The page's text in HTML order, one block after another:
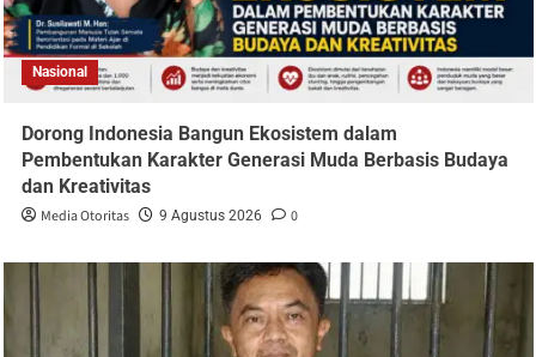
Nasional
Dorong Indonesia Bangun Ekosistem dalam
Pembentukan Karakter Generasi Muda Berbasis Budaya
dan Kreativitas
Media Otoritas 9 Agustus 2026 0